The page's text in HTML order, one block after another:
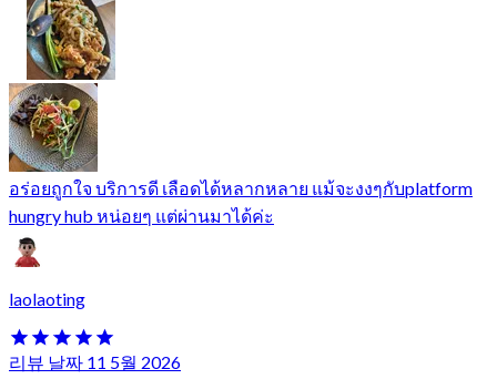
อร่อยถูกใจ บริการดี เลือดได้หลากหลาย แม้จะงงๆกับplatform
hungry hub หน่อยๆ แต่ผ่านมาได้ค่ะ
laolaoting
리뷰 날짜 11 5월 2026